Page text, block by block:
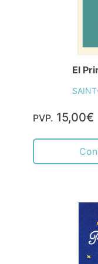
El
PVP. 15,00€